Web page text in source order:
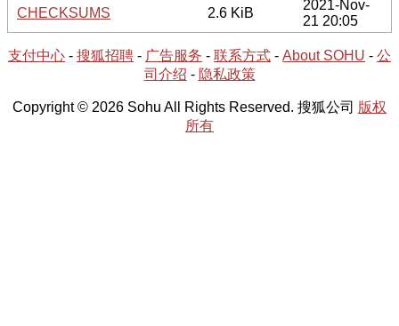
CHECKSUMS
2.6 KiB
2021-Nov-
21 20:05
支付中心 - 搜狐招聘 - 广告服务 - 联系方式 - About SOHU - 公
司介绍 - 隐私政策
Copyright © 2026 Sohu All Rights Reserved. 搜狐公司 版权
所有